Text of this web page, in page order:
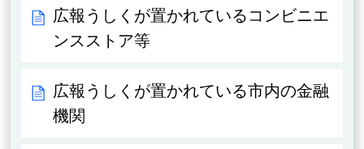
広報うしくが置かれているコンビニエ
ンスストア等
広報うしくが置かれている市内の金融
機関